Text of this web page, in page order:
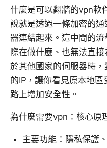
什麼是可以翻牆的vpn軟
說就是透過一條加密的
器連結起來。這中間的
際在做什麼、也無法直
於其他國家的伺服器時
的IP，讓你看見原本地
路上增加安全性。
為什麼需要vpn：核心原
主要功能：隱私保護